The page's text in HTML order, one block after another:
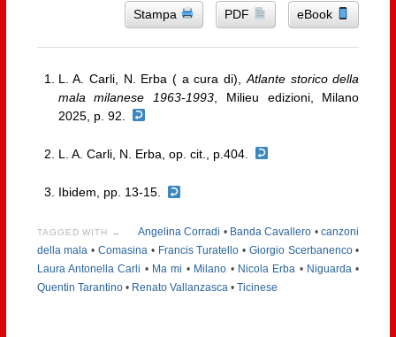
Stampa PDF eBook
L. A. Carli, N. Erba ( a cura di), Atlante storico della
mala milanese 1963-1993 , Milieu edizioni, Milano
2025, p. 92.
L. A. Carli, N. Erba, op. cit., p.404.
Ibidem, pp. 13-15.
TAGGED WITH → Angelina Corradi • Banda Cavallero •canzoni
della mala • Comasina • Francis Turatello • Giorgio Scerbanenco•
Laura Antonella Carli • Ma mi • Milano • Nicola Erba • Niguarda•
Quentin Tarantino• Renato Vallanzasca• Ticinese